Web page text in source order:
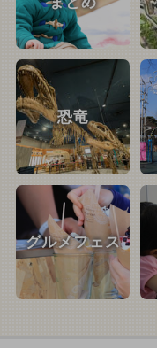
恐竜
グルメフェス